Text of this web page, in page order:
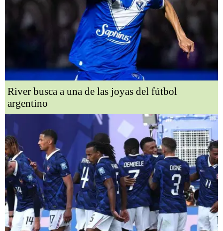
River busca a una de las joyas del fútbol
argentino